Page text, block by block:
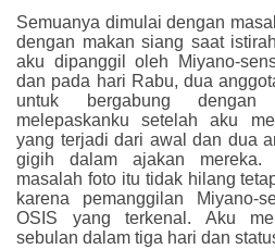
Semuanya dimulai dengan
dengan makan siang saat
aku dipanggil oleh Miyano-
dan pada hari Rabu, dua
untuk bergabung dengan
melepaskanku setelah aku
yang terjadi dari awal dan dua
gigih dalam ajakan mereka.
masalah foto itu tidak hilang
karena pemanggilan Miyano-
OSIS yang terkenal. Aku
sebulan dalam tiga hari dan